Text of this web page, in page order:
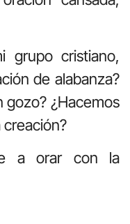
grupo cristiano,
de alabanza?
gozo? ¿Hacemos
a orar con la